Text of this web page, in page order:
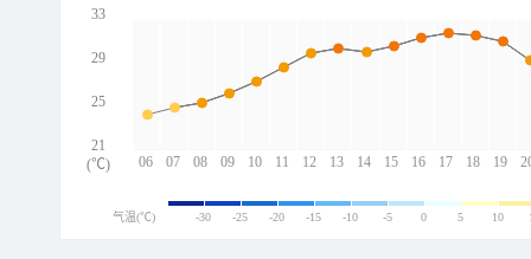
06 07 08 09 10 11 12 13 14 15 16 17 18 19
33
29
25
21
(℃)
气温(℃) -30 -25 -20 -15 -10 -5 0 5 10